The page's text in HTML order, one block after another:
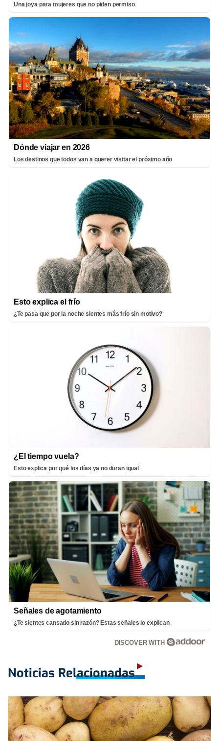
Una joya para mujeres que no piden permiso
Dónde viajar en 2026
Los destinos que todos van a querer visitar el próximo año
Esto explica el frío
¿Te pasa que por la noche sientes más frío sin motivo?
¿El tiempo vuela?
Esto explica por qué los días ya no duran igual
Señales de agotamiento
¿Te sientes cansado sin razón? Estas señales lo explican
DISCOVER WITH
Noticias Relacionadas